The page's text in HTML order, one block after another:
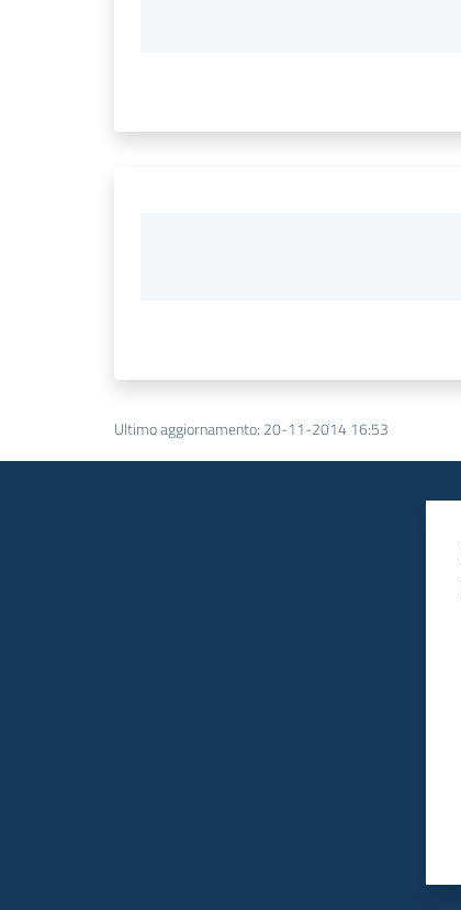
Ultimo aggiornamento: 20-11-2014 16:53